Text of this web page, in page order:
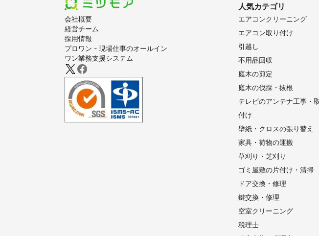
会社概要
経営チーム
採用情報
プロワン - 現場仕事のオールイン
ワン業務支援システム
人気カテゴリ
エアコンクリーニング
エアコン取り付け
引越し
不用品回収
庭木の剪定
庭木の伐採・抜根
テレビのアンテナ工事・
付け
壁紙・クロスの張り替え
家具・荷物の運搬
草刈り・芝刈り
ゴミ屋敷の片付け・清掃
ドア交換・修理
鍵交換・修理
空室クリーニング
税理士